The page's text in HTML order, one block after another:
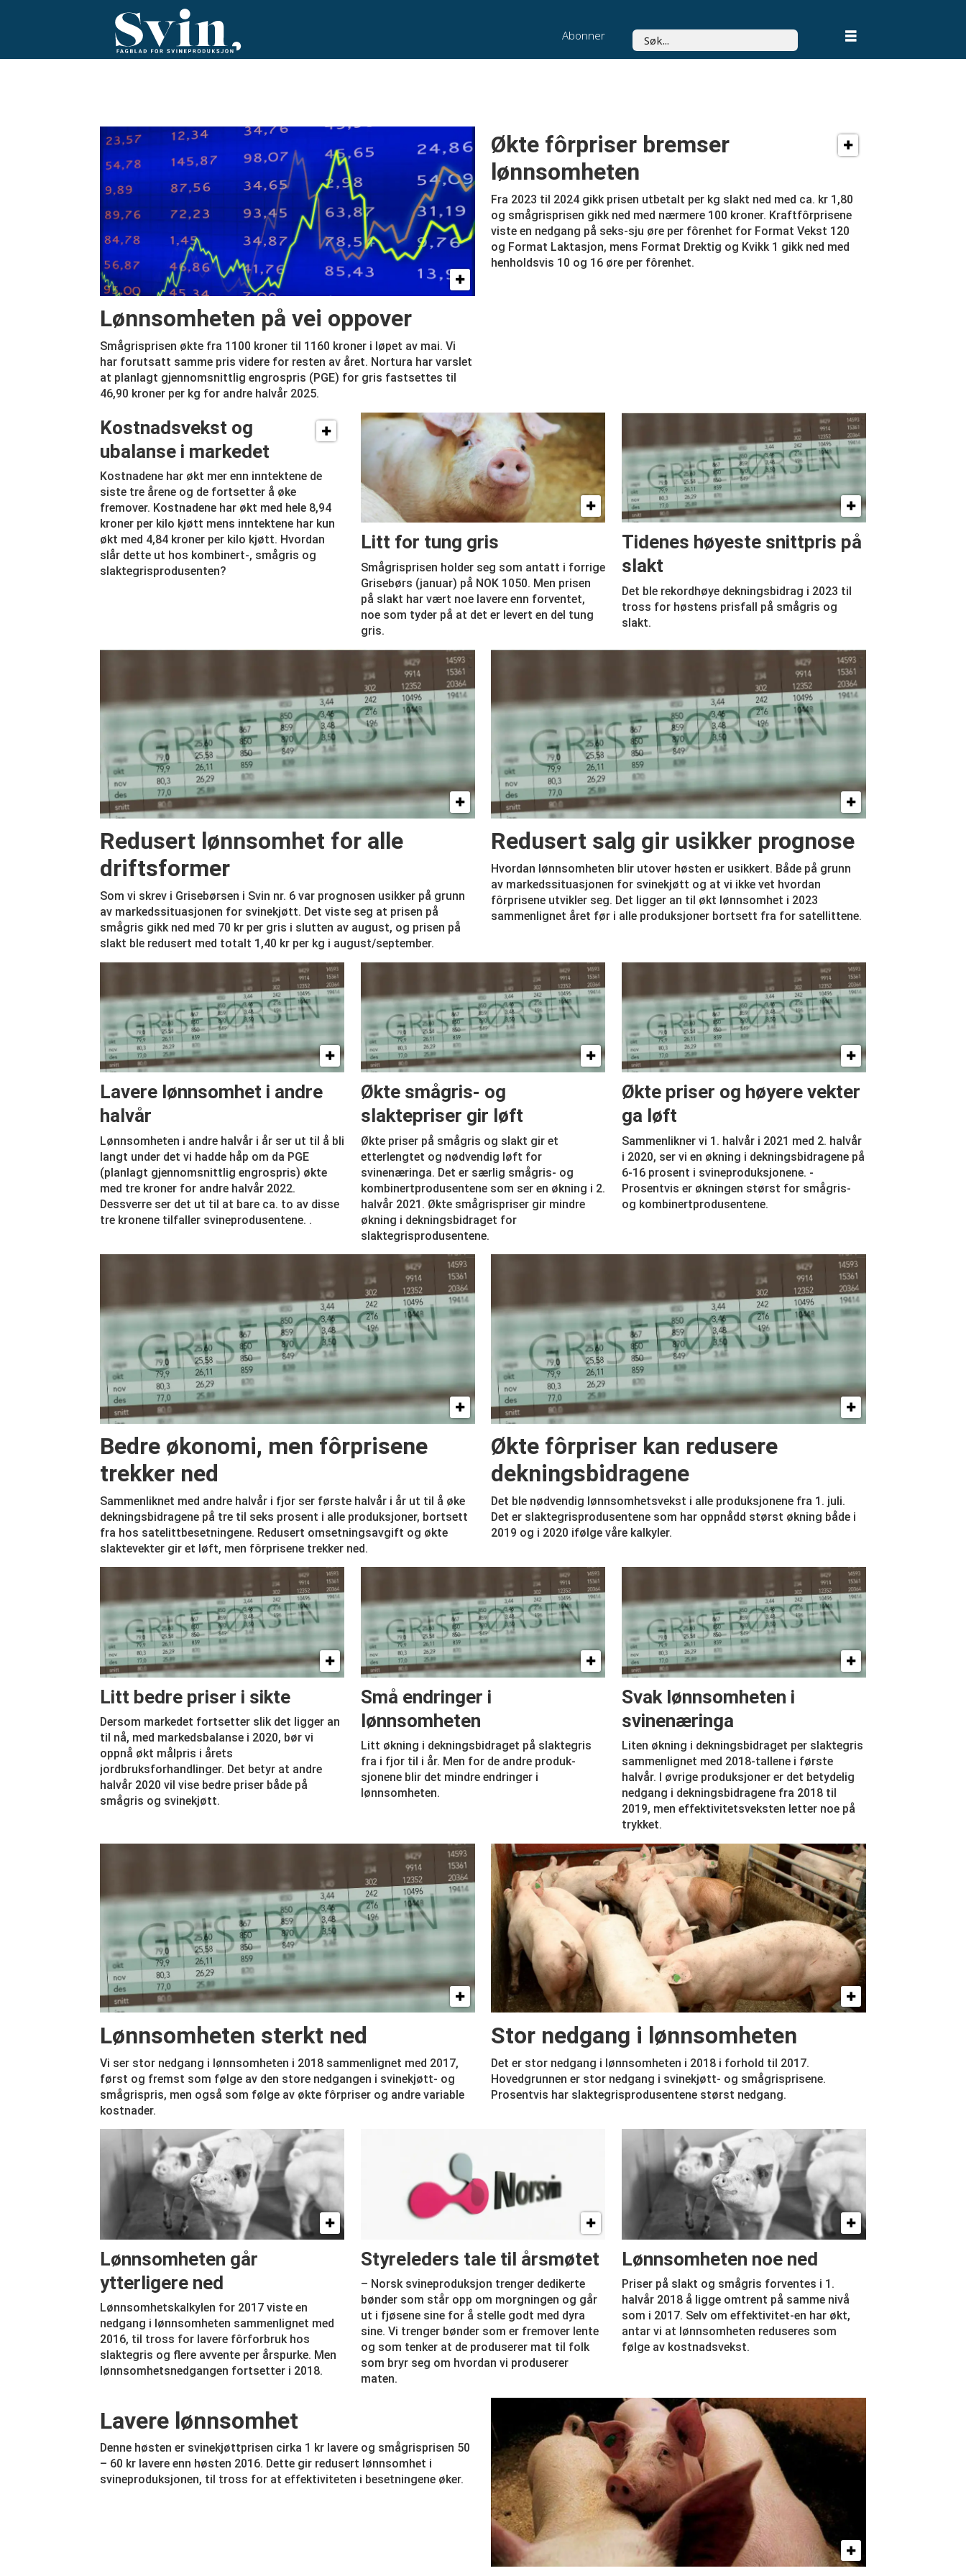
Abonner
Søk
grisebørsen
Lønnsomheten på vei oppover
Smågrisprisen økte fra 1100 kroner til 1160 kroner i løpet av mai. Vi
har forutsatt samme pris videre for resten av året. Nortura har varslet
at planlagt gjennomsnittlig engrospris (PGE) for gris fastsettes til
46,90 kroner per kg for andre halvår 2025.
Økte fôrpriser bremser
lønnsomheten
Fra 2023 til 2024 gikk prisen utbetalt per kg slakt ned med ca. kr 1,80
og smågrisprisen gikk ned med nærmere 100 kroner. Kraftfôrprisene
viste en nedgang på seks-sju øre per fôrenhet for Format Vekst 120
og Format Laktasjon, mens Format Drektig og Kvikk 1 gikk ned med
henholdsvis 10 og 16 øre per fôrenhet.
Kostnadsvekst og
ubalanse i markedet
Kostnadene har økt mer enn inntektene de
siste tre årene og de fortsetter å øke
fremover. Kostnadene har økt med hele 8,94
kroner per kilo kjøtt mens inntektene har kun
økt med 4,84 kroner per kilo kjøtt. Hvordan
slår dette ut hos kombinert-, smågris og
slaktegrisprodusenten?
Litt for tung gris
Smågrisprisen holder seg som antatt i forrige
Grisebørs (januar) på NOK 1050. Men prisen
på slakt har vært noe lavere enn forventet,
noe som tyder på at det er levert en del tung
gris.
Tidenes høyeste snittpris på
slakt
Det ble rekordhøye deknings­bidrag i 2023 til
tross for høstens prisfall på smågris og
slakt.
Redusert lønnsomhet for alle
driftsformer
Som vi skrev i Grisebørsen i Svin nr. 6 var prognosen ­usikker på grunn
av markeds­situasjonen for svinekjøtt. Det viste seg at prisen på
smågris gikk ned med 70 kr per gris i slutten av august, og prisen på
slakt ble redusert med totalt 1,40 kr per kg i ­august/september.
Redusert salg gir usikker prognose
Hvordan lønnsomheten blir utover høsten er usikkert. Både på grunn
av markedssituasjonen for svinekjøtt og at vi ikke vet hvordan
fôrprisene utvikler seg. Det ligger an til økt lønnsomhet i 2023
sammenlignet året før i alle produksjoner bortsett fra for satellittene.
Lavere lønnsomhet i andre
halvår
Lønnsomheten i andre halvår i år ser ut til å bli
langt under det vi hadde håp om da PGE
(planlagt gjennomsnittlig engrospris) økte
med tre kroner for andre halvår 2022.
Dessverre ser det ut til at bare ca. to av ­disse
tre kronene tilfaller svineprodusentene. .
Økte smågris- og
slaktepriser gir løft
Økte priser på smågris og slakt gir et
etterlengtet og nødvendig løft for
svinenæringa. Det er særlig smågris- og
kombinertprodusentene som ser en økning i 2.
halvår 2021. Økte smågrispriser gir mindre
økning i dekningsbidraget for
slaktegrisprodusentene.
Økte priser og høyere vekter
ga løft
Sammenlikner vi 1. halvår i 2021 med 2. halvår
i 2020, ser vi en økning i deknings­bidragene på
6-16 prosent i svineproduksjonene. ­
Prosentvis er økningen størst for smågris-
og kombinertprodusentene.
Bedre økonomi, men fôrprisene
trekker ned
Sammenliknet med andre halvår i fjor ser første halvår i år ut til å øke
dekningsbidragene på tre til seks prosent i alle produksjoner, bortsett
fra hos satelittbesetningene. Redusert omsetningsavgift og økte
slaktevekter gir et løft, men fôrprisene trekker ned.
Økte fôrpriser kan redusere
dekningsbidragene
Det ble nødvendig lønnsomhetsvekst i alle produksjonene fra 1. juli.
Det er slaktegrisprodusentene som har oppnådd størst økning både i
2019 og i 2020 ifølge våre kalkyler.
Litt bedre priser i sikte
Dersom markedet fortsetter slik det ligger an
til nå, med markedsbalanse i 2020, bør vi
oppnå økt målpris i årets
jordbruksforhandlinger. Det betyr at andre
halvår 2020 vil vise bedre priser både på
smågris og svinekjøtt.
Små endringer i
lønnsomheten
Litt økning i dekningsbidraget på slaktegris
fra i fjor til i år. Men for de andre produk­
sjonene blir det mindre endringer i
lønnsomheten.
Svak lønnsomheten i
svinenæringa
Liten økning i dekningsbidraget per slaktegris
sammenlignet med 2018-tallene i første
halvår. I øvrige produksjoner er det betydelig
nedgang i dekningsbidragene fra 2018 til
2019, men effektivitetsveksten letter noe på
trykket.
Lønnsomheten sterkt ned
Vi ser stor nedgang i lønnsomheten i 2018 sammenlignet med 2017,
først og fremst som følge av den store nedgangen i svinekjøtt- og
smågrispris, men også som følge av økte fôrpriser og andre variable
kostnader.
Stor nedgang i lønnsomheten
Det er stor nedgang i lønnsomheten i 2018 i forhold til 2017.
Hovedgrunnen er stor nedgang i svinekjøtt- og smågrisprisene.
Prosentvis har slaktegrisprodusentene størst nedgang.
Lønnsomheten går
ytterligere ned
Lønnsomhetskalkylen for 2017 viste en
nedgang i lønnsomheten sammenlignet med
2016, til tross for lavere fôrforbruk hos
slaktegris og flere avvente per årspurke. Men
lønnsomhetsnedgangen fortsetter i 2018.
Styreleders tale til årsmøtet
– Norsk svineproduksjon trenger dedikerte
bønder som står opp om morgningen og går
ut i fjøsene sine for å stelle godt med dyra
sine. Vi trenger bønder som er fremover lente
og som tenker at de produserer mat til folk
som bryr seg om hvordan vi produserer
maten.
Lønnsomheten noe ned
Priser på slakt og smågris forventes i 1.
halvår 2018 å ligge omtrent på samme nivå
som i 2017. Selv om effektivitet-en har økt,
antar vi at lønnsomheten reduseres som
følge av kostnadsvekst.
Lavere lønnsomhet
Denne høsten er svinekjøttprisen cirka 1 kr lavere og smågrisprisen 50
– 60 kr lavere enn høsten 2016. Dette gir redusert lønnsomhet i
svineproduksjonen, til tross for at effektiviteten i besetningene øker.